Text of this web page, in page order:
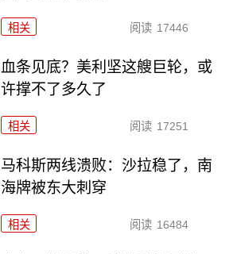
相关 阅读 17446
血条见底？美利坚这艘巨轮，或
许撑不了多久了
相关 阅读 17251
马科斯两线溃败：沙拉稳了，南
海牌被东大刺穿
相关 阅读 16484